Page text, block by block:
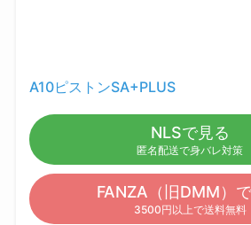
A10ピストンSA+PLUS
NLSで見る
匿名配送で身バレ対策
FANZA（旧DMM）
3500円以上で送料無料